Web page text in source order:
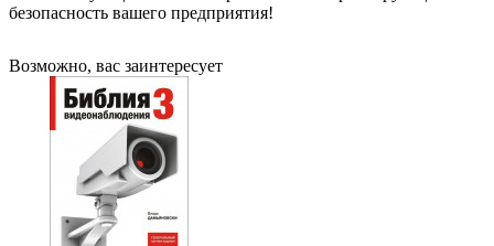
безопасность вашего предприятия!
Возможно, вас заинтересует